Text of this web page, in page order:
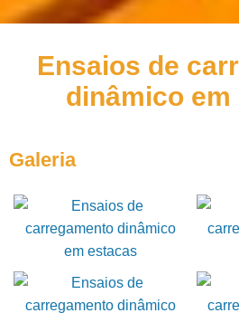
Ensaios de
dinâmico em
Galeria